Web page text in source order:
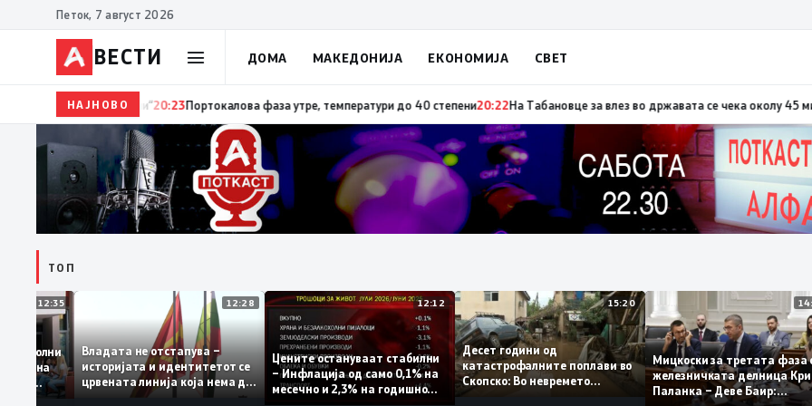
Петок, 7 август 2026
ВЕСТИ ДОМА МАКЕДОНИЈА ЕКОНОМИЈА СВЕТ
НАЈНОВО20:24Сиљановска Давкова на Свечената академија по повод „30 години Општина Вевчани“20:23Портокалова фаза утре,
ТОП
12:35
се задоволни
на
12:28
Владата не отстапува –
историјата и идентитетот се
црвената линија која нема да
се погази
12:12
Цените остануваат стабилни
– Инфлација од само 0,1% на
месечно и 2,3% на годишно
15:20
Десет години од
катастрофалните поплави во
Скопско: Во невремето
Мицкоски за третата
железничката делница
Паланка – Деве Баир: